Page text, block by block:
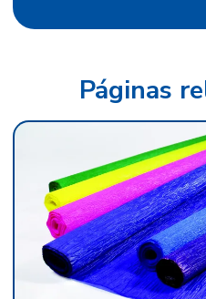
Fábrica de veludo
Fábrica de veludo sintético
Fábrica de veludo em sp
Fabricante de papel camurça
Fabricante de papel crepom
Páginas